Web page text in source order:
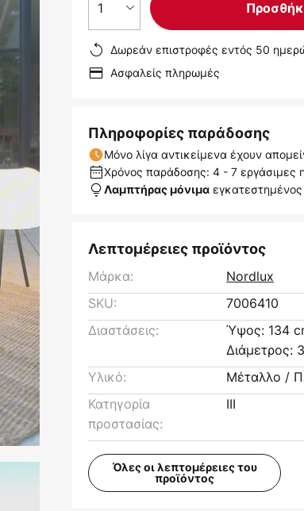
1
Δωρεάν επιστροφές εντός 50
Ασφαλείς πληρωμές
Πληροφορίες παράδοσης
Μόνο λίγα αντικείμενα έχουν
Χρόνος παράδοσης: 4 - 7 εργάσιμες
Λαμπτήρας μόνιμα εγκατεστημένος
Λεπτομέρειες προϊόντος
Μάρκα:
Nordlux
SKU:
7006410
Διαστάσεις:
Ύψος: 134
Διάμετρος:
Υλικό:
Μέταλλο /
Κατηγορία
προστασίας:
III
Όλες οι λεπτομέρειες του
προϊόντος